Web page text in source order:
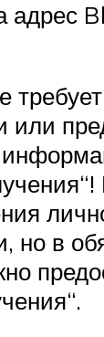
адрес
или
но в